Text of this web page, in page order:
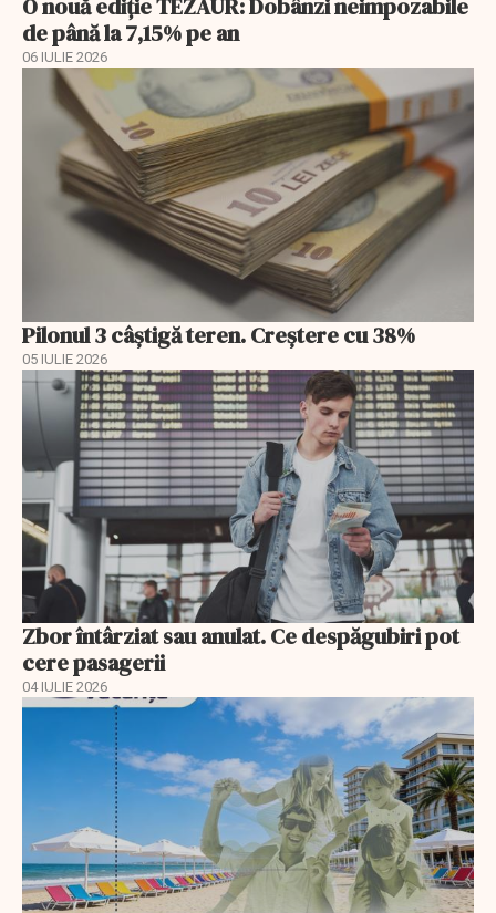
O nouă ediție TEZAUR: Dobânzi neimpozabile
de până la 7,15% pe an
06 IULIE 2026
Pilonul 3 câştigă teren. Creştere cu 38%
05 IULIE 2026
Zbor întârziat sau anulat. Ce despăgubiri pot
cere pasagerii
04 IULIE 2026